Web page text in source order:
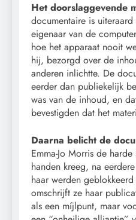
Het doorslaggevende
documentaire is
eigenaar van de
hoe het apparaat nooit
hij, bezorgd over de
anderen inlichtte. De
eerder dan publiekelijk
was van de inhoud, en
bevestigden dat het
Daarna belicht de
Emma-Jo Morris de
handen kreeg, na
haar werden
omschrijft ze haar
als een míjlpunt, maar